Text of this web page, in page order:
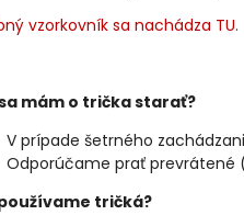
vzorkovník sa nachádza TU.
mám o trička starať?
V prípade šetrného
Odporúčame prať prevrátené
tričká?